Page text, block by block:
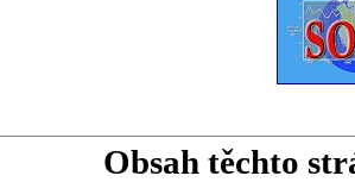
Obsah těchto